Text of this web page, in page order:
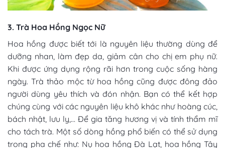
3. Trà Hoa Hồng Ngọc Nữ
Hoa hồng được biết tới là nguyên liệu thường dùng để
dưỡng nhan, làm đẹp da, giảm cân cho chị em phụ nữ.
Khi được ứng dụng rộng rãi hơn trong cuộc sống hàng
ngày. Trà thảo mộc từ hoa hồng cũng được đông đảo
người dùng yêu thích và đón nhận. Bạn có thể kết hợp
chúng cùng với các nguyên liệu khô khác như hoàng cúc,
bách nhật, lưu ly,… Để gia tăng hương vị và tính thẩm mĩ
cho tách trà. Một số dòng hồng phổ biến có thể sử dụng
trong pha chế như: Nụ hoa hồng Đà Lạt, hoa hồng Tây